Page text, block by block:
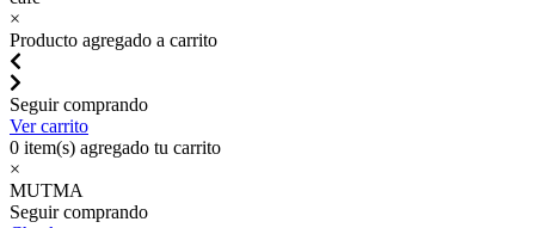
×
Producto agregado a carrito
Seguir comprando
Ver carrito
0 item(s) agregado tu carrito
×
MUTMA
Seguir comprando